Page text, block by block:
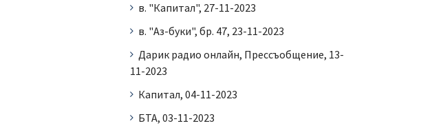
в. "Капитал", 27-11-2023
в. "Аз-буки", бр. 47, 23-11-2023
Дарик радио онлайн, Прессъобщение, 13-
11-2023
Капитал, 04-11-2023
БТА, 03-11-2023